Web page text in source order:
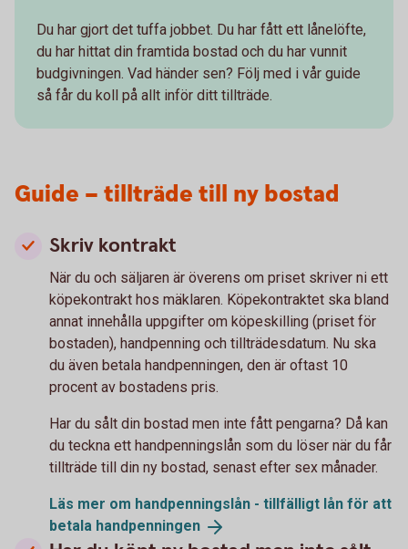
Du har gjort det tuffa jobbet. Du har fått ett lånelöfte,
du har hittat din framtida bostad och du har vunnit
budgivningen. Vad händer sen? Följ med i vår guide
så får du koll på allt inför ditt tillträde.
Guide – tillträde till ny bostad
Skriv kontrakt
När du och säljaren är överens om priset skriver ni ett
köpekontrakt hos mäklaren. Köpekontraktet ska bland
annat innehålla uppgifter om köpeskilling (priset för
bostaden), handpenning och tillträdesdatum. Nu ska
du även betala handpenningen, den är oftast 10
procent av bostadens pris.
Har du sålt din bostad men inte fått pengarna? Då kan
du teckna ett handpenningslån som du löser när du får
tillträde till din ny bostad, senast efter sex månader.
Läs mer om handpenningslån - tillfälligt lån för att
betala handpenningen